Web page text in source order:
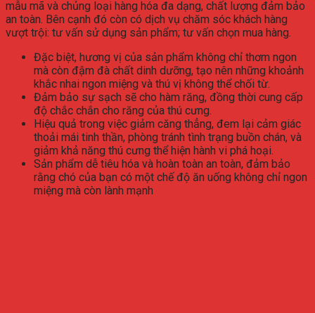
mẫu mã và chủng loại hàng hóa đa dạng, chất lượng đảm bảo
an toàn. Bên cạnh đó còn có dịch vụ chăm sóc khách hàng
vượt trội: tư vấn sử dụng sản phẩm; tư vấn chọn mua hàng.
Đặc biệt, hương vị của sản phẩm không chỉ thơm ngon
mà còn đậm đà chất dinh dưỡng, tạo nên những khoảnh
khắc nhai ngon miệng và thú vị không thể chối từ.
Đảm bảo sự sạch sẽ cho hàm răng, đồng thời cung cấp
độ chắc chắn cho răng của thú cưng.
Hiệu quả trong việc giảm căng thẳng, đem lại cảm giác
thoải mái tinh thần, phòng tránh tình trạng buồn chán, và
giảm khả năng thú cưng thể hiện hành vi phá hoại.
Sản phẩm dễ tiêu hóa và hoàn toàn an toàn, đảm bảo
rằng chó của bạn có một chế độ ăn uống không chỉ ngon
miệng mà còn lành mạnh